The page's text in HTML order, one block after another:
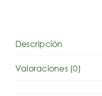
Descripción
Valoraciones (0)